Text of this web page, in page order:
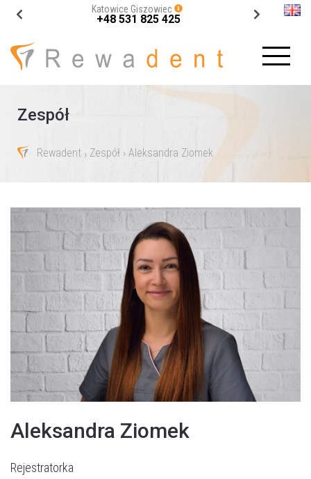
Katowice Giszowiec
+48 531 825 425
Zespół
Rewadent › Zespół › Aleksandra Ziomek
Aleksandra Ziomek
Rejestratorka